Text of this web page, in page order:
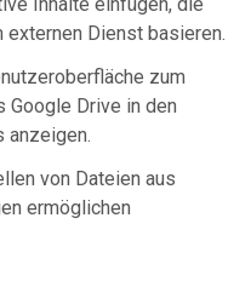
externen Dienst basieren.
zum
Google Drive in den
anzeigen.
von Dateien aus
ermöglichen